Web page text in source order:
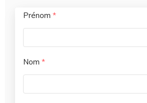
Prénom *
Nom *